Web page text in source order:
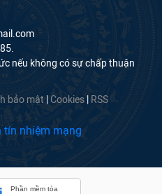
nếu không có sự chấp thuận
bảo mật Cookies RSS
Phần mềm tòa